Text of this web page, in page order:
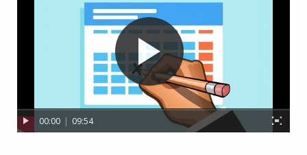
00:00 | 09:54